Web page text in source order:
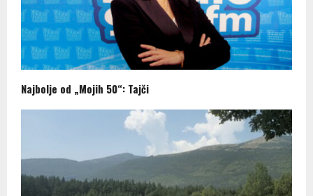
Najbolje od „Mojih 50“: Tajči